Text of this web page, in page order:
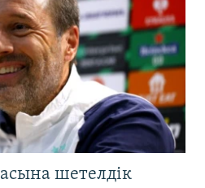
шетелдік